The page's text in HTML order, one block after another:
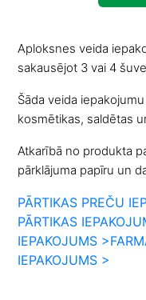
Aploksnes veida
sakausējot 3 vai 4
Šāda veida
kosmētikas, saldētas
Atkarībā no produkta
pārklājuma papīru un
PĀRTIKAS PREČU
PĀRTIKAS
IEPAKOJUMS >
IEPAKOJUMS >